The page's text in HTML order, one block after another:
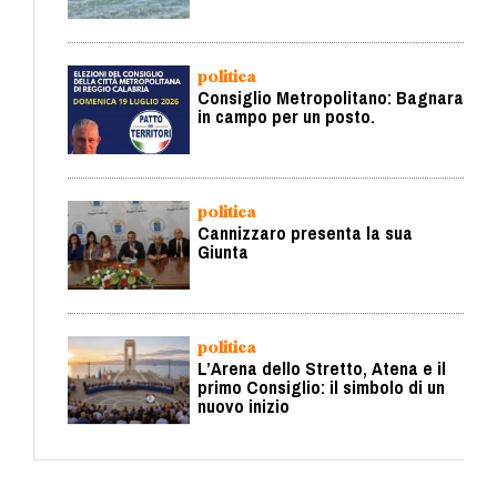
politica
Consiglio Metropolitano: Bagnara
in campo per un posto.
politica
Cannizzaro presenta la sua
Giunta
politica
L’Arena dello Stretto, Atena e il
primo Consiglio: il simbolo di un
nuovo inizio